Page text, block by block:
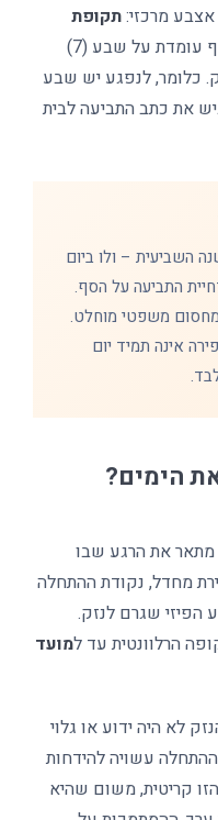
אצבע מרכזי:תקופת
בתביעות נזקי גוף עומדת על שבע (7)
כלומר, לנפגע יש שבע
את כתב התביעה לבית
ה-366 של השנה השביעית – ולו ביום
התביעה על הסף.
משפטי מוחלט.
אינה תמיד יום
הימים?
מתאר את הרגע שבו
מחדל, נקודת ההתחלה
הפיזי שגרם לנזק.
הרלוונטית עד למועד
לא היה ידוע או גלוי
עשויה להידחות
קריטית, משום שהיא